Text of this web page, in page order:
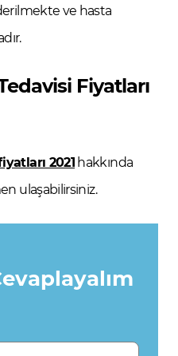
ve hasta
Fiyatları
2021 hakkında
ulaşabilirsiniz.